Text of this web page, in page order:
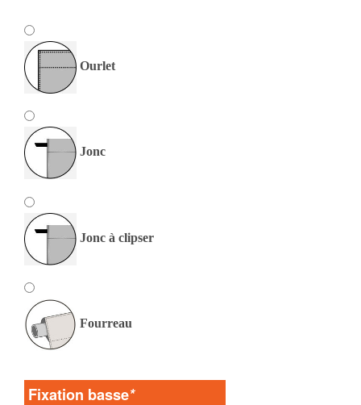
Ourlet
Jonc
Jonc à clipser
Fourreau
Fixation basse*